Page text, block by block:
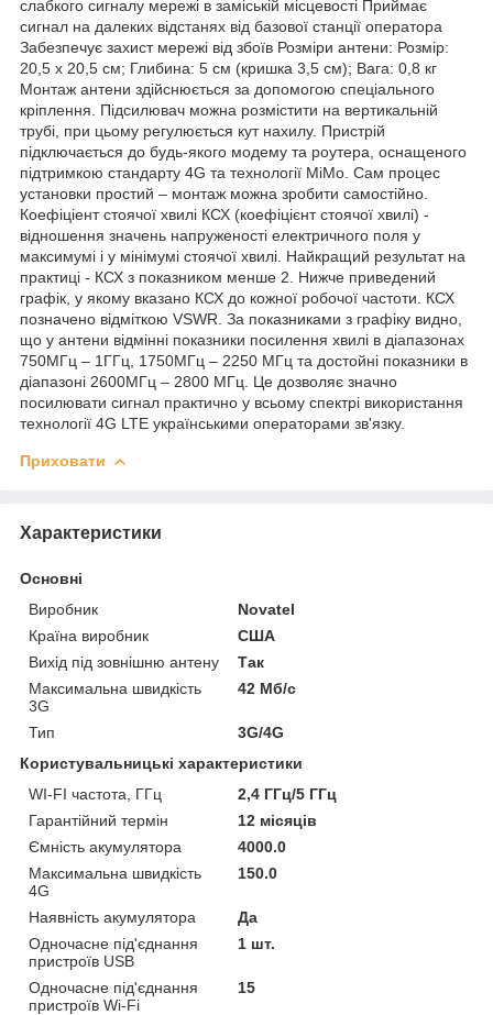
слабкого сигналу мережі в заміській місцевості Приймає
сигнал на далеких відстанях від базової станції оператора
Забезпечує захист мережі від збоїв Розміри антени: Розмір:
20,5 х 20,5 см; Глибина: 5 см (кришка 3,5 см); Вага: 0,8 кг
Монтаж антени здійснюється за допомогою спеціального
кріплення. Підсилювач можна розмістити на вертикальній
трубі, при цьому регулюється кут нахилу. Пристрій
підключається до будь-якого модему та роутера, оснащеного
підтримкою стандарту 4G та технології MiMo. Сам процес
установки простий – монтаж можна зробити самостійно.
Коефіціент стоячої хвилі КСХ (коефіцієнт стоячої хвилі) -
відношення значень напруженості електричного поля у
максимумі і у мінімумі стоячої хвилі. Найкращий результат на
практиці - КСХ з показником менше 2. Нижче приведений
графік, у якому вказано КСХ до кожної робочої частоти. КСХ
позначено відміткою VSWR. За показниками з графіку видно,
що у антени відмінні показники посилення хвилі в діапазонах
750МГц – 1ГГц, 1750МГц – 2250 МГц та достойні показники в
діапазоні 2600МГц – 2800 МГц. Це дозволяє значно
посилювати сигнал практично у всьому спектрі використання
технології 4G LTE українськими операторами зв'язку.
Приховати
Характеристики
Основні
Виробник
Novatel
Країна виробник
США
Вихід під зовнішню антену
Так
Максимальна швидкість
3G
42 Мб/с
Тип
3G/4G
Користувальницькі характеристики
WI-FI частота, ГГц
2,4 ГГц/5 ГГц
Гарантійний термін
12 місяців
Ємність акумулятора
4000.0
Максимальна швидкість
4G
150.0
Наявність акумулятора
Да
Одночасне під'єднання
пристроїв USB
1 шт.
Одночасне під'єднання
пристроїв Wi-Fi
15